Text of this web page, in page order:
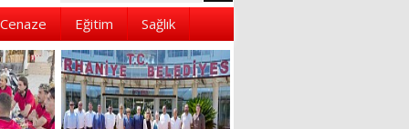
Cenaze Eğitim Sağlık